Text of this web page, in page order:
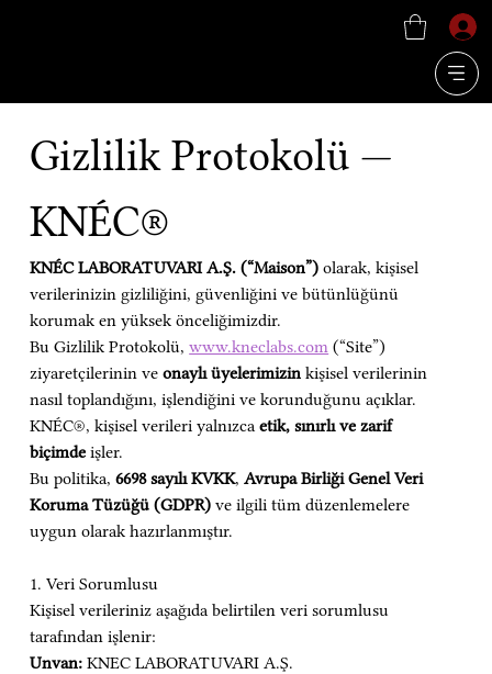
Gizlilik Protokolü —
KNÉC®
KNÉC LABORATUVARI A.Ş. (“Maison”) olarak, kişisel
verilerinizin gizliliğini, güvenliğini ve bütünlüğünü
korumak en yüksek önceliğimizdir.
Bu Gizlilik Protokolü, www.kneclabs.com (“Site”)
ziyaretçilerinin ve onaylı üyelerimizin kişisel verilerinin
nasıl toplandığını, işlendiğini ve korunduğunu açıklar.
KNÉC®, kişisel verileri yalnızca etik, sınırlı ve zarif
biçimde işler.
Bu politika, 6698 sayılı KVKK, Avrupa Birliği Genel Veri
Koruma Tüzüğü (GDPR) ve ilgili tüm düzenlemelere
uygun olarak hazırlanmıştır.
1. Veri Sorumlusu
Kişisel verileriniz aşağıda belirtilen veri sorumlusu
tarafından işlenir:
Unvan: KNEC LABORATUVARI A.Ş.